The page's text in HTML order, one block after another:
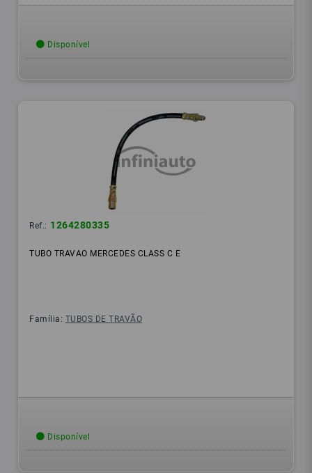
Disponível
Ref.: 1264280335
TUBO TRAVAO MERCEDES CLASS C E
Família: TUBOS DE TRAVÃO
Disponível